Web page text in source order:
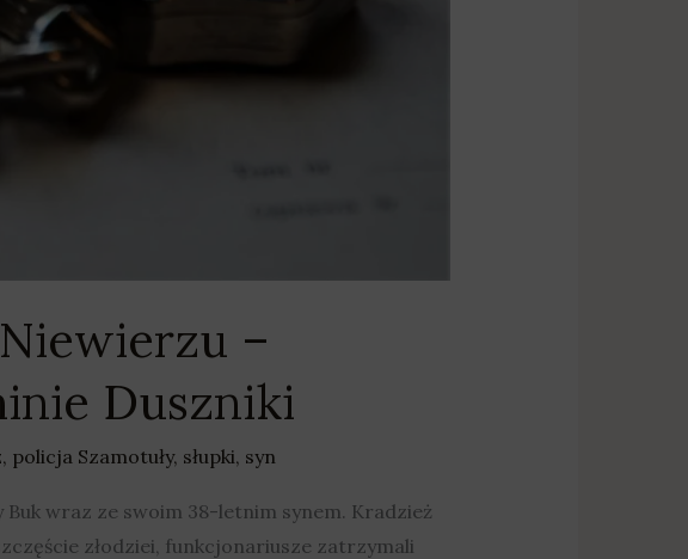
–
Duszniki
, policja Szamotuły, słupki, syn
Buk wraz ze swoim 38-letnim synem. Kradzież
złodziei, funkcjonariusze zatrzymali